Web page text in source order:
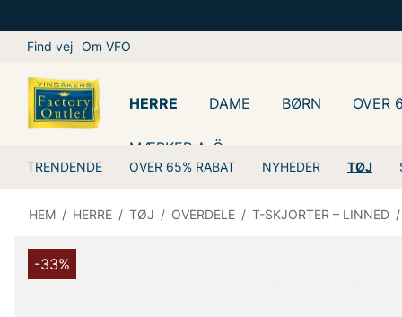
Find vej Om VFO
HERRE
TRENDENDE OVER 65% RABAT NYHEDER TØJ
DAME BØRN OVER
MÆRKER A-Ö
HEM / HERRE / TØJ / OVERDELE / T-SKJORTER – LINNED /
-33%